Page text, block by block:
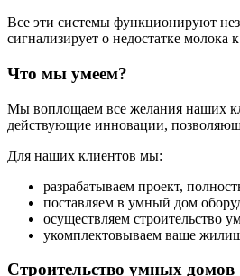
Все эти системы функционируют
сигнализирует о недостатке молока
Что мы умеем?
Мы воплощаем все желания наших
действующие инновации,
Для наших клиентов мы:
разрабатываем проект,
поставляем в умный дом
осуществляем строительство
укомплектовываем ваше
Строительство умных домов